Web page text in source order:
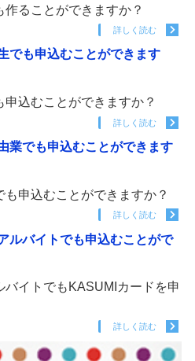
ることができますか？
詳しく読む
でも申込むことができます
込むことができますか？
詳しく読む
業でも申込むことができます
申込むことができますか？
詳しく読む
ルバイトでも申込むことがで
イトでもKASUMIカードを申
詳しく読む